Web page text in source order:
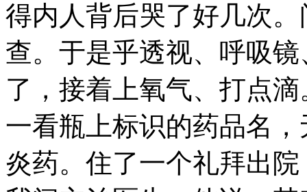
得内人背后哭了好几次
查。于是乎透视、呼吸
了，接着上氧气、打点
一看瓶上标识的药品名
炎药。住了一个礼拜出